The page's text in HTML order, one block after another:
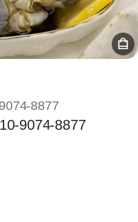
8877
9074-8877